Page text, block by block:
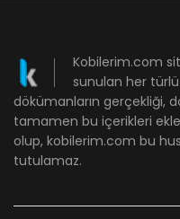
Kobilerim.com
sunulan her
dökümanların gerçekliği,
tamamen bu içerikleri
olup, kobilerim.com bu
tutulamaz.